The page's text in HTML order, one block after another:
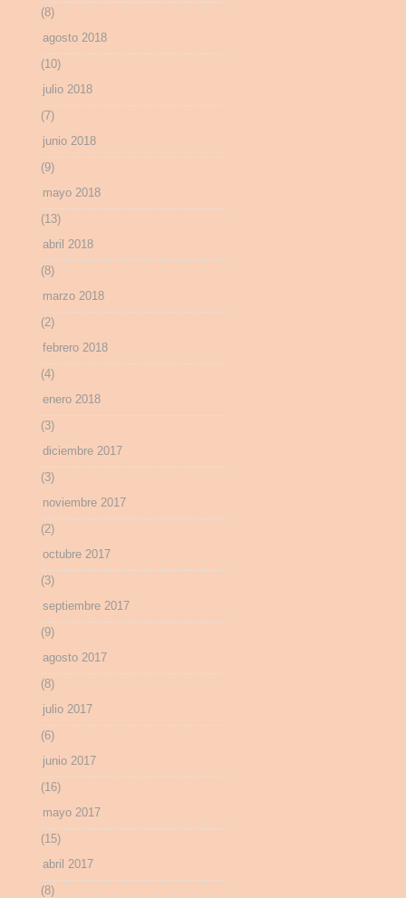
(8)
agosto 2018
(10)
julio 2018
(7)
junio 2018
(9)
mayo 2018
(13)
abril 2018
(8)
marzo 2018
(2)
febrero 2018
(4)
enero 2018
(3)
diciembre 2017
(3)
noviembre 2017
(2)
octubre 2017
(3)
septiembre 2017
(9)
agosto 2017
(8)
julio 2017
(6)
junio 2017
(16)
mayo 2017
(15)
abril 2017
(8)